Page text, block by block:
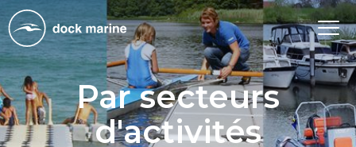
Par secteurs
d'activités